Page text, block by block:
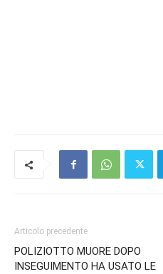
Articolo precedente
POLIZIOTTO MUORE DOPO
INSEGUIMENTO HA USATO LE